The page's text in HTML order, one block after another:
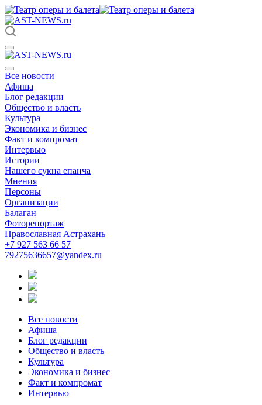
Все новости
Афиша
Блог редакции
Общество и власть
Культура
Экономика и бизнес
Факт и компромат
Интервью
Истории
Нашего сукна епанча
Мнения
Персоны
Организации
Балаган
Фоторепортаж
Православная Астрахань
+7 927 563 66 57
79275636657@yandex.ru
Все новости
Афиша
Блог редакции
Общество и власть
Культура
Экономика и бизнес
Факт и компромат
Интервью